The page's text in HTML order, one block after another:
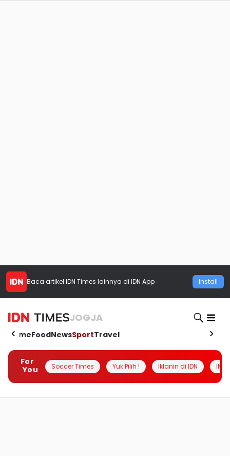
Baca artikel IDN Times lainnya di IDN App Install
JOGJA
HomeFoodNewsSportTravel
For
You
Soccer Times Yuk Pilih ! Iklanin di IDN